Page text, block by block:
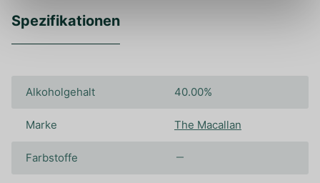
Spezifikationen
Alkoholgehalt 40.00%
Marke The Macallan
Farbstoffe